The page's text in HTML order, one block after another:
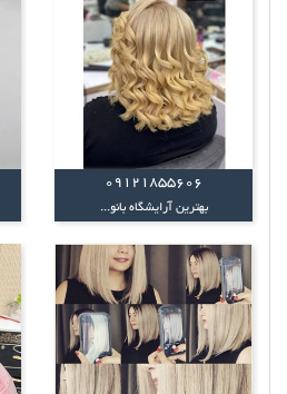
09121855606
بهترین آرایشگاه بانو...